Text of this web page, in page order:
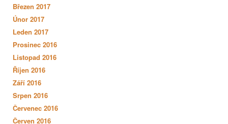
Březen 2017
Únor 2017
Leden 2017
Prosinec 2016
Listopad 2016
Říjen 2016
Září 2016
Srpen 2016
Červenec 2016
Červen 2016